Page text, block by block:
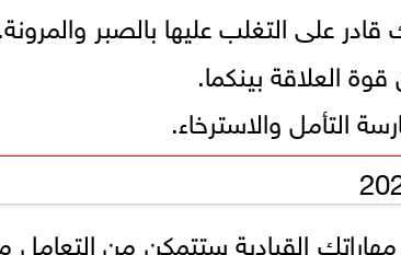
على التغلب عليها بالصبر
العلاقة بينكما.
التأمل والاسترخاء.
القيادية ستتمكن من التعامل